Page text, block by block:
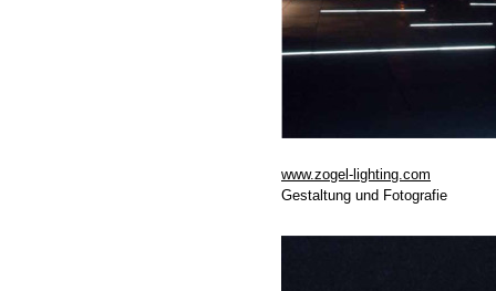
www.zogel-lighting.com
Gestaltung und Fotografie